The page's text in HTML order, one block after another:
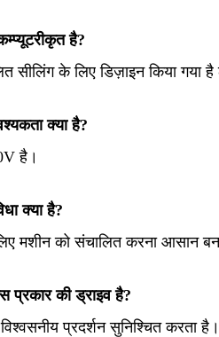
है?
सीलिंग के लिए डिज़ाइन किया गया
क्या है?
है।
क्या है?
मशीन को संचालित करना आसान
प्रकार की ड्राइव है?
प्रदर्शन सुनिश्चित करता है।